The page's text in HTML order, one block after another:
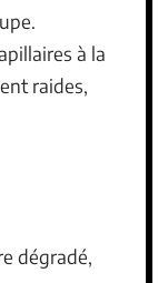
à la
raides,
dégradé,